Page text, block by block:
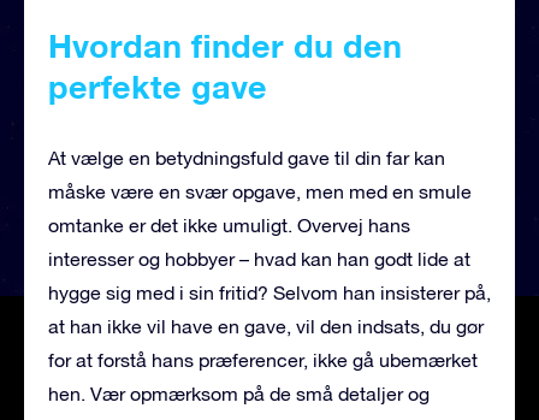
Hvordan finder du den
perfekte gave
At vælge en betydningsfuld gave til din far kan
måske være en svær opgave, men med en smule
omtanke er det ikke umuligt. Overvej hans
interesser og hobbyer – hvad kan han godt lide at
hygge sig med i sin fritid? Selvom han insisterer på,
at han ikke vil have en gave, vil den indsats, du gør
for at forstå hans præferencer, ikke gå ubemærket
hen. Vær opmærksom på de små detaljer og